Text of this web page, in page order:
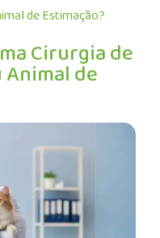
de Estimação?
Cirurgia de
Animal de